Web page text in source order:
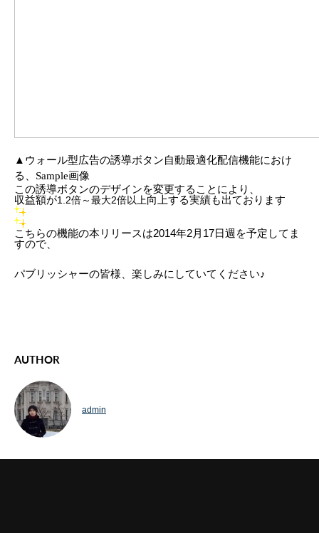
▲ ウォール型広告の誘導ボタン自動最適化配信機能におけ
る、 Sample画像
この誘導ボタンのデザインを変更することにより、
収益額が1.2倍～最大2倍以上向上する実績も出ております
こちらの機能の本リリースは2014年2月17日週を予定してま
すので、
パブリッシャーの皆様、楽しみにしていてください♪
AUTHOR
admin